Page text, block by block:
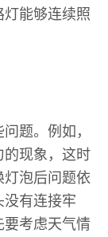
能够连续照
题。例如，
的现象，这时
灯泡后问题依
没有连接牢
要考虑天气情